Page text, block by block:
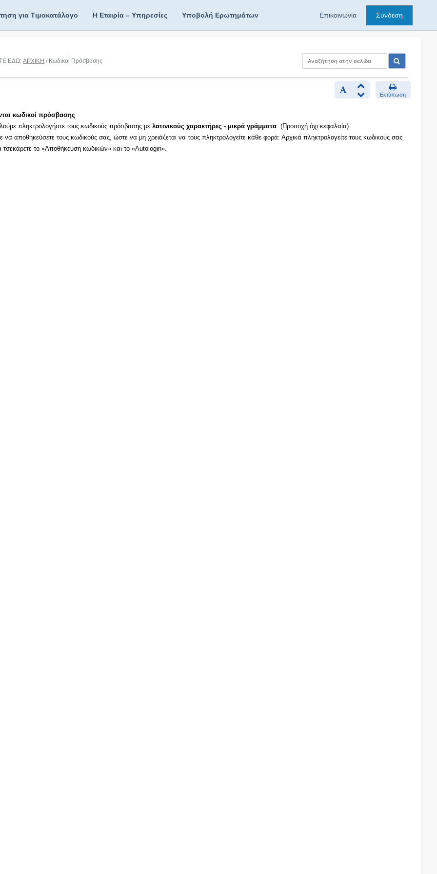
για Τιμοκατάλογο Η Εταιρία – Υπηρεσίες Υποβολή Ερωτημάτων Επικοινωνία Σύνδεση
ΕΔΩ:ΑΡΧΙΚΗ / Κωδικοί Πρόσβασης
Εκτύπωση
κωδικοί πρόσβασης
πληκτρολογήστε τους κωδικούς πρόσβασης μελατινικούς χαρακτήρες - μικρά γράμματα (Προσοχή όχι κεφαλαία).
να αποθηκεύσετε τους κωδικούς σας, ώστε να μη χρειάζεται να τους πληκτρολογείτε κάθε φορά: Αρχικά πληκτρολογείτε τους κωδικούς σας
τσεκάρετε το «Αποθήκευση κωδικών» και το «Autologin».